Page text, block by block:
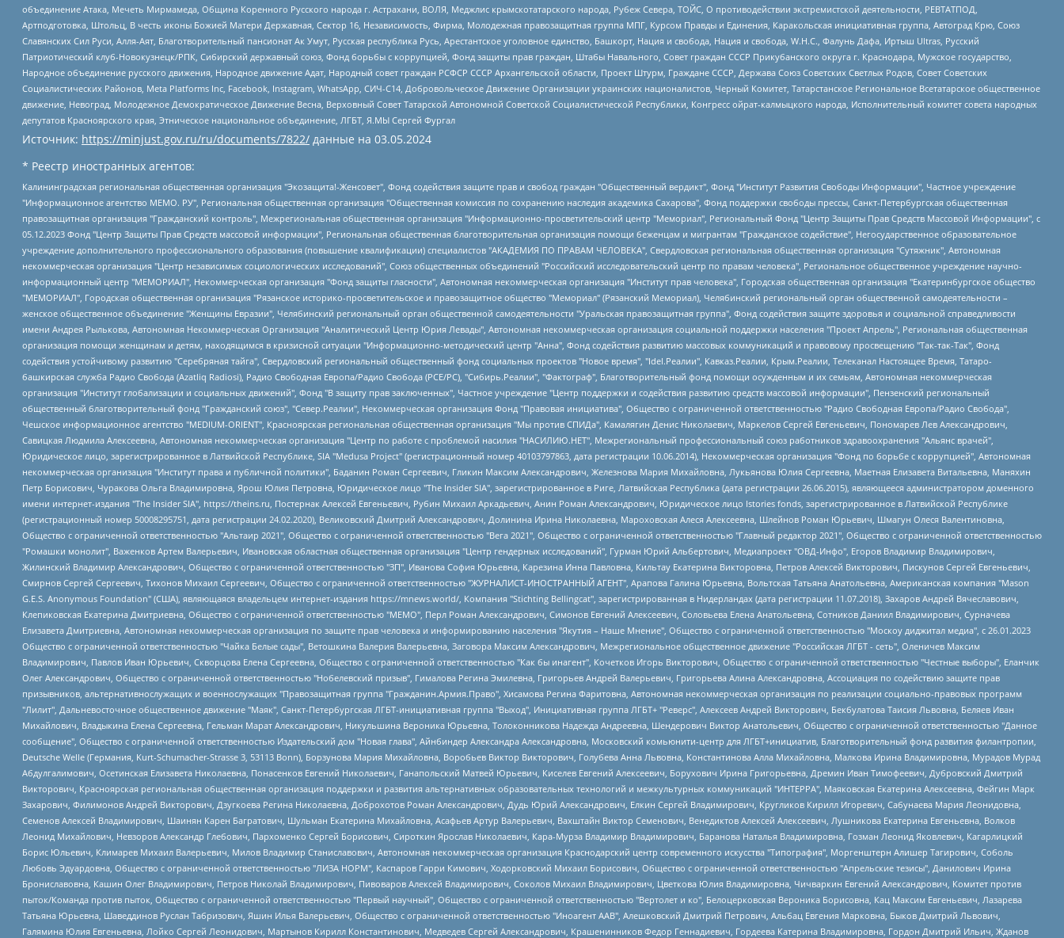
объединение Атака, Мечеть Мирмамеда, Община Коренного Русского народа г. Астрахани, ВОЛЯ, Меджлис крымскотатарского народа, Рубеж Севера, ТОЙС, О противодействии экстремистской деятельности, РЕВТАТПОД,
Артподготовка, Штольц, В честь иконы Божией Матери Державная, Сектор 16, Независимость, Фирма, Молодежная правозащитная группа МПГ, Курсом Правды и Единения, Каракольская инициативная группа, Автоград Крю, Союз
Славянских Сил Руси, Алля-Аят, Благотворительный пансионат Ак Умут, Русская республика Русь, Арестантское уголовное единство, Башкорт, Нация и свобода, Нация и свобода, W.H.С., Фалунь Дафа, Иртыш Ultras, Русский
Патриотический клуб-Новокузнецк/РПК, Сибирский державный союз, Фонд борьбы с коррупцией, Фонд защиты прав граждан, Штабы Навального, Совет граждан СССР Прикубанского округа г. Краснодара, Мужское государство,
Народное объединение русского движения, Народное движение Адат, Народный совет граждан РСФСР СССР Архангельской области, Проект Штурм, Граждане СССР, Держава Союз Советских Светлых Родов, Совет Советских
Социалистических Районов, Meta Platforms Inc, Facebook, Instagram, WhatsApp, СИЧ-С14, Добровольческое Движение Организации украинских националистов, Черный Комитет, Татарстанское Региональное Всетатарское общественное
движение, Невоград, Молодежное Демократическое Движение Весна, Верховный Совет Татарской Автономной Советской Социалистической Республики, Конгресс ойрат-калмыцкого народа, Исполнительный комитет совета народных
депутатов Красноярского края, Этническое национальное объединение, ЛГБТ, Я.МЫ Сергей Фургал
Источник: https://minjust.gov.ru/ru/documents/7822/ данные на 03.05.2024
* Реестр иностранных агентов:
Калининградская региональная общественная организация "Экозащита!-Женсовет", Фонд содействия защите прав и свобод граждан "Общественный вердикт", Фонд "Институт Развития Свободы Информации", Частное учреждение "Информационное агентство МЕМО. РУ", Региональная общественная организация "Общественная комиссия по сохранению наследия академика Сахарова", Фонд поддержки свободы прессы, Санкт-Петербургская общественная правозащитная организация "Гражданский контроль", Межрегиональная общественная организация "Информационно-просветительский центр "Мемориал", Региональный Фонд "Центр Защиты Прав Средств Массовой Информации", с 05.12.2023 Фонд "Центр Защиты Прав Средств массовой информации", Региональная общественная благотворительная организация помощи беженцам и мигрантам "Гражданское содействие", Негосударственное образовательное учреждение дополнительного профессионального образования (повышение квалификации) специалистов "АКАДЕМИЯ ПО ПРАВАМ ЧЕЛОВЕКА", Свердловская региональная общественная организация "Сутяжник", Автономная некоммерческая организация "Центр независимых социологических исследований", Союз общественных объединений "Российский исследовательский центр по правам человека", Региональное общественное учреждение научно-информационный центр "МЕМОРИАЛ", Некоммерческая организация "Фонд защиты гласности", Автономная некоммерческая организация "Институт прав человека", Городская общественная организация "Екатеринбургское общество "МЕМОРИАЛ", Городская общественная организация "Рязанское историко-просветительское и правозащитное общество "Мемориал" (Рязанский Мемориал), Челябинский региональный орган общественной самодеятельности – женское общественное объединение "Женщины Евразии", Челябинский региональный орган общественной самодеятельности "Уральская правозащитная группа", Фонд содействия защите здоровья и социальной справедливости имени Андрея Рылькова, Автономная Некоммерческая Организация "Аналитический Центр Юрия Левады", Автономная некоммерческая организация социальной поддержки населения "Проект Апрель", Региональная общественная организация помощи женщинам и детям, находящимся в кризисной ситуации "Информационно-методический центр "Анна", Фонд содействия развитию массовых коммуникаций и правовому просвещению "Так-так-Так", Фонд содействия устойчивому развитию "Серебряная тайга", Свердловский региональный общественный фонд социальных проектов "Новое время", "Idel.Реалии", Кавказ.Реалии, Крым.Реалии, Телеканал Настоящее Время, Татаро-башкирская служба Радио Свобода (Azatliq Radiosi), Радио Свободная Европа/Радио Свобода (PCE/PC), "Сибирь.Реалии", "Фактограф", Благотворительный фонд помощи осужденным и их семьям, Автономная некоммерческая организация "Институт глобализации и социальных движений", Фонд "В защиту прав заключенных", Частное учреждение "Центр поддержки и содействия развитию средств массовой информации", Пензенский региональный общественный благотворительный фонд "Гражданский союз", "Север.Реалии", Некоммерческая организация Фонд "Правовая инициатива", Общество с ограниченной ответственностью "Радио Свободная Европа/Радио Свобода", Чешское информационное агентство "MEDIUM-ORIENT", Красноярская региональная общественная организация "Мы против СПИДа", Камалягин Денис Николаевич, Маркелов Сергей Евгеньевич, Пономарев Лев Александрович, Савицкая Людмила Алексеевна, Автономная некоммерческая организация "Центр по работе с проблемой насилия "НАСИЛИЮ.НЕТ", Межрегиональный профессиональный союз работников здравоохранения "Альянс врачей", Юридическое лицо, зарегистрированное в Латвийской Республике, SIA "Medusa Project" (регистрационный номер 40103797863, дата регистрации 10.06.2014), Некоммерческая организация "Фонд по борьбе с коррупцией", Автономная некоммерческая организация "Институт права и публичной политики", Баданин Роман Сергеевич, Гликин Максим Александрович, Железнова Мария Михайловна, Лукьянова Юлия Сергеевна, Маетная Елизавета Витальевна, Маняхин Петр Борисович, Чуракова Ольга Владимировна, Ярош Юлия Петровна, Юридическое лицо "The Insider SIA", зарегистрированное в Риге, Латвийская Республика (дата регистрации 26.06.2015), являющееся администратором доменного имени интернет-издания "The Insider SIA", https://theins.ru, Постернак Алексей Евгеньевич, Рубин Михаил Аркадьевич, Анин Роман Александрович, Юридическое лицо Istories fonds, зарегистрированное в Латвийской Республике (регистрационный номер 50008295751, дата регистрации 24.02.2020), Великовский Дмитрий Александрович, Долинина Ирина Николаевна, Мароховская Алеся Алексеевна, Шлейнов Роман Юрьевич, Шмагун Олеся Валентиновна, Общество с ограниченной ответственностью "Альтаир 2021", Общество с ограниченной ответственностью "Вега 2021", Общество с ограниченной ответственностью "Главный редактор 2021", Общество с ограниченной ответственностью "Ромашки монолит", Важенков Артем Валерьевич, Ивановская областная общественная организация "Центр гендерных исследований", Гурман Юрий Альбертович, Медиапроект "ОВД-Инфо", Егоров Владимир Владимирович, Жилинский Владимир Александрович, Общество с ограниченной ответственностью "ЗП", Иванова София Юрьевна, Карезина Инна Павловна, Кильтау Екатерина Викторовна, Петров Алексей Викторович, Пискунов Сергей Евгеньевич, Смирнов Сергей Сергеевич, Тихонов Михаил Сергеевич, Общество с ограниченной ответственностью "ЖУРНАЛИСТ-ИНОСТРАННЫЙ АГЕНТ", Арапова Галина Юрьевна, Вольтская Татьяна Анатольевна, Американская компания "Mason G.E.S. Anonymous Foundation" (США), являющаяся владельцем интернет-издания https://mnews.world/, Компания "Stichting Bellingcat", зарегистрированная в Нидерландах (дата регистрации 11.07.2018), Захаров Андрей Вячеславович, Клепиковская Екатерина Дмитриевна, Общество с ограниченной ответственностью "МЕМО", Перл Роман Александрович, Симонов Евгений Алексеевич, Соловьева Елена Анатольевна, Сотников Даниил Владимирович, Сурначева Елизавета Дмитриевна, Автономная некоммерческая организация по защите прав человека и информированию населения "Якутия – Наше Мнение", Общество с ограниченной ответственностью "Москоу диджитал медиа", с 26.01.2023 Общество с ограниченной ответственностью "Чайка Белые сады", Ветошкина Валерия Валерьевна, Заговора Максим Александрович, Межрегиональное общественное движение "Российская ЛГБТ - сеть", Оленичев Максим Владимирович, Павлов Иван Юрьевич, Скворцова Елена Сергеевна, Общество с ограниченной ответственностью "Как бы инагент", Кочетков Игорь Викторович, Общество с ограниченной ответственностью "Честные выборы", Еланчик Олег Александрович, Общество с ограниченной ответственностью "Нобелевский призыв", Гималова Регина Эмилевна, Григорьев Андрей Валерьевич, Григорьева Алина Александровна, Ассоциация по содействию защите прав призывников, альтернативнослужащих и военнослужащих "Правозащитная группа "Гражданин.Армия.Право", Хисамова Регина Фаритовна, Автономная некоммерческая организация по реализации социально-правовых программ "Лилит", Дальневосточное общественное движение "Маяк", Санкт-Петербургская ЛГБТ-инициативная группа "Выход", Инициативная группа ЛГБТ+ "Реверс", Алексеев Андрей Викторович, Бекбулатова Таисия Львовна, Беляев Иван Михайлович, Владыкина Елена Сергеевна, Гельман Марат Александрович, Никульшина Вероника Юрьевна, Толоконникова Надежда Андреевна, Шендерович Виктор Анатольевич, Общество с ограниченной ответственностью "Данное сообщение", Общество с ограниченной ответственностью Издательский дом "Новая глава", Айнбиндер Александра Александровна, Московский комьюнити-центр для ЛГБТ+инициатив, Благотворительный фонд развития филантропии, Deutsche Welle (Германия, Kurt-Schumacher-Strasse 3, 53113 Bonn), Борзунова Мария Михайловна, Воробьев Виктор Викторович, Голубева Анна Львовна, Константинова Алла Михайловна, Малкова Ирина Владимировна, Мурадов Мурад Абдулгалимович, Осетинская Елизавета Николаевна, Понасенков Евгений Николаевич, Ганапольский Матвей Юрьевич, Киселев Евгений Алексеевич, Борухович Ирина Григорьевна, Дремин Иван Тимофеевич, Дубровский Дмитрий Викторович, Красноярская региональная общественная организация поддержки и развития альтернативных образовательных технологий и межкультурных коммуникаций "ИНТЕРРА", Маяковская Екатерина Алексеевна, Фейгин Марк Захарович, Филимонов Андрей Викторович, Дзугкоева Регина Николаевна, Доброхотов Роман Александрович, Дудь Юрий Александрович, Елкин Сергей Владимирович, Кругликов Кирилл Игоревич, Сабунаева Мария Леонидовна, Семенов Алексей Владимирович, Шаинян Карен Багратович, Шульман Екатерина Михайловна, Асафьев Артур Валерьевич, Вахштайн Виктор Семенович, Венедиктов Алексей Алексеевич, Лушникова Екатерина Евгеньевна, Волков Леонид Михайлович, Невзоров Александр Глебович, Пархоменко Сергей Борисович, Сироткин Ярослав Николаевич, Кара-Мурза Владимир Владимирович, Баранова Наталья Владимировна, Гозман Леонид Яковлевич, Кагарлицкий Борис Юльевич, Климарев Михаил Валерьевич, Милов Владимир Станиславович, Автономная некоммерческая организация Краснодарский центр современного искусства "Типография", Моргенштерн Алишер Тагирович, Соболь Любовь Эдуардовна, Общество с ограниченной ответственностью "ЛИЗА НОРМ", Каспаров Гарри Кимович, Ходорковский Михаил Борисович, Общество с ограниченной ответственностью "Апрельские тезисы", Данилович Ирина Брониславовна, Кашин Олег Владимирович, Петров Николай Владимирович, Пивоваров Алексей Владимирович, Соколов Михаил Владимирович, Цветкова Юлия Владимировна, Чичваркин Евгений Александрович, Комитет против пыток/Команда против пыток, Общество с ограниченной ответственностью "Первый научный", Общество с ограниченной ответственностью "Вертолет и ко", Белоцерковская Вероника Борисовна, Кац Максим Евгеньевич, Лазарева Татьяна Юрьевна, Шаведдинов Руслан Табризович, Яшин Илья Валерьевич, Общество с ограниченной ответственностью "Иноагент ААВ", Алешковский Дмитрий Петрович, Альбац Евгения Марковна, Быков Дмитрий Львович, Галямина Юлия Евгеньевна, Лойко Сергей Леонидович, Мартынов Кирилл Константинович, Медведев Сергей Александрович, Крашенинников Федор Геннадиевич, Гордеева Катерина Вл